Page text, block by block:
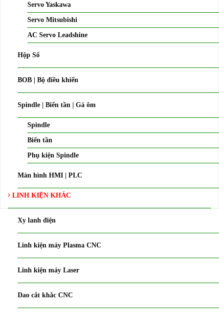
Servo Yaskawa
Servo Mitsubishi
AC Servo Leadshine
Hộp Số
BOB | Bộ điều khiển
Spindle | Biến tần | Gá ôm
Spindle
Biến tần
Phụ kiện Spindle
Màn hình HMI | PLC
LINH KIỆN KHÁC
Xy lanh điện
Linh kiện máy Plasma CNC
Linh kiện máy Laser
Dao cắt khắc CNC